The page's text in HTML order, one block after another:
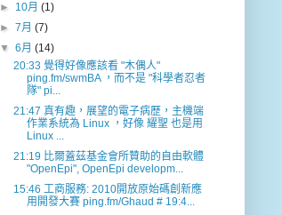
► 10月(1)
►7月(7)
▼6月(14)
20:33 覺得好像應該看 "木偶人"
ping.fm/swmBA ，而不是 "科學者忍者
隊" pi...
21:47 真有趣，展望的電子病歷，主機端
作業系統為 Linux ，好像 耀聖 也是用
Linux ...
21:19 比爾蓋茲基金會所贊助的自由軟體
"OpenEpi", OpenEpi developm...
15:46 工商服務: 2010開放原始碼創新應
用開發大賽 ping.fm/Ghaud # 19:4...